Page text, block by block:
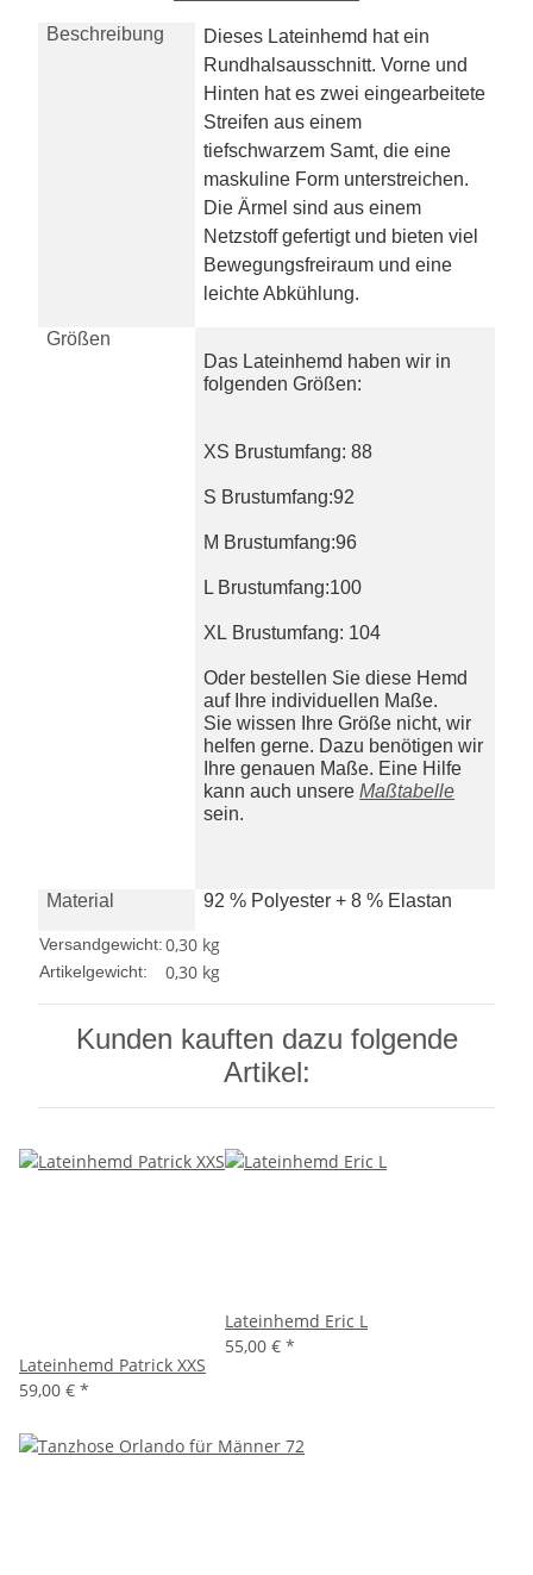
Beschreibung
Dieses Lateinhemd hat ein
Rundhalsausschnitt. Vorne und
Hinten hat es zwei eingearbeitete
Streifen aus einem
tiefschwarzem Samt, die eine
maskuline Form unterstreichen.
Die Ärmel sind aus einem
Netzstoff gefertigt und bieten viel
Bewegungsfreiraum und eine
leichte Abkühlung.
Größen
Das Lateinhemd haben wir in
folgenden Größen:
XS Brustumfang: 88
S Brustumfang:92
M Brustumfang:96
L Brustumfang:100
XL Brustumfang: 104
Oder bestellen Sie diese Hemd
auf Ihre individuellen Maße.
Sie wissen Ihre Größe nicht, wir
helfen gerne. Dazu benötigen wir
Ihre genauen Maße. Eine Hilfe
kann auch unsere Maßtabelle
sein.
Material 92 % Polyester + 8 % Elastan
Versandgewicht:0,30 kg
Artikelgewicht: 0,30 kg
Kunden kauften dazu folgende
Artikel:
Lateinhemd Patrick XXS
59,00 € *
Lateinhemd Eric L
55,00 € *